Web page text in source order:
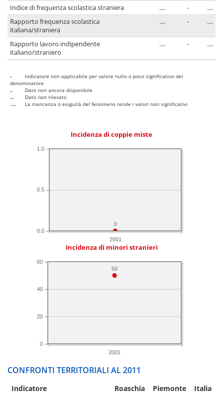
Indice di frequenza scolastica straniera
.... -
....
Rapporto frequenza scolastica
italiana/straniera
.... - ....
Rapporto lavoro indipendente
italiano/straniero
.... - ....
-
Indicatore non applicabile per valore nullo o poco significativo del
denominatore
..
Dato non ancora disponibile
...
Dato non rilevato
....
La mancanza o esiguità del fenomeno rende i valori non significativi
Incidenza di coppie miste
2001
0.0
0.5
1.0
0
Incidenza di minori stranieri
2001
0
20
40
60
50
CONFRONTI TERRITORIALI AL 2011
Indicatore Roaschia Piemonte Italia